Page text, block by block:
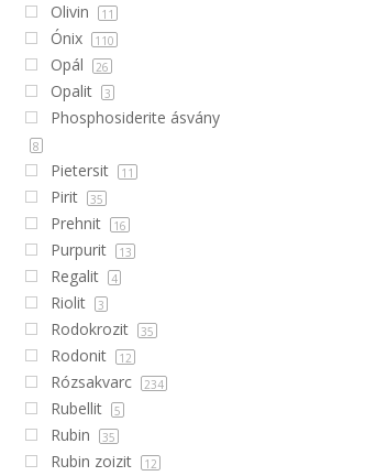
Olivin 11
Ónix 110
Opál 26
Opalit 3
Phosphosiderite ásvány
8
Pietersit 11
Pirit 35
Prehnit 16
Purpurit 13
Regalit 4
Riolit 3
Rodokrozit 35
Rodonit 12
Rózsakvarc 234
Rubellit 5
Rubin 35
Rubin zoizit 12